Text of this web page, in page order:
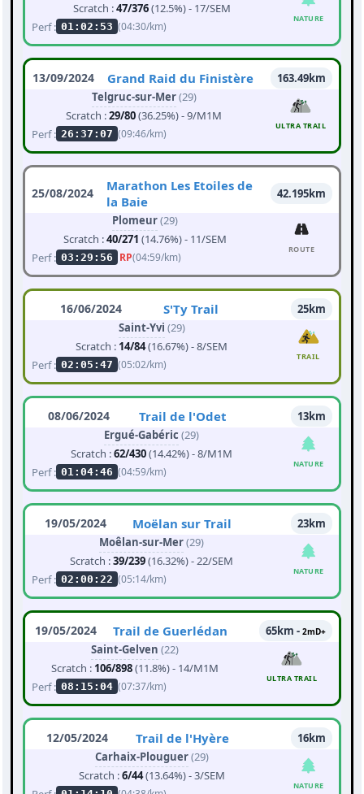
Scratch :47/376(12.5%) - 17/SEM
Perf : 01:02:53 (04:30/km)
NATURE
13/09/2024 Grand Raid du Finistère
163.49km
Telgruc-sur-Mer(29)
Scratch :29/80(36.25%) - 9/M1M
Perf : 26:37:07 (09:46/km)
ULTRA TRAIL
25/08/2024
Marathon Les Etoiles de
la Baie
42.195km
Plomeur(29)
Scratch :40/271 (14.76%) - 11/SEM
Perf : 03:29:56 RP(04:59/km)
ROUTE
16/06/2024 S'Ty Trail
25km
Saint-Yvi (29)
Scratch : 14/84(16.67%) - 8/SEM
Perf : 02:05:47 (05:02/km)
TRAIL
08/06/2024 Trail de l'Odet
13km
Ergué-Gabéric (29)
Scratch :62/430(14.42%) - 8/M1M
Perf : 01:04:46 (04:59/km)
NATURE
19/05/2024 Moëlan sur Trail
23km
Moêlan-sur-Mer(29)
Scratch :39/239(16.32%) - 22/SEM
Perf : 02:00:22 (05:14/km)
NATURE
19/05/2024 Trail de Guerlédan 65km - 2mD+
Saint-Gelven (22)
Scratch : 106/898(11.8%) - 14/M1M
Perf : 08:15:04 (07:37/km)
ULTRA TRAIL
12/05/2024 Trail de l'Hyère
16km
Carhaix-Plouguer(29)
Scratch :6/44(13.64%) - 3/SEM
NATURE